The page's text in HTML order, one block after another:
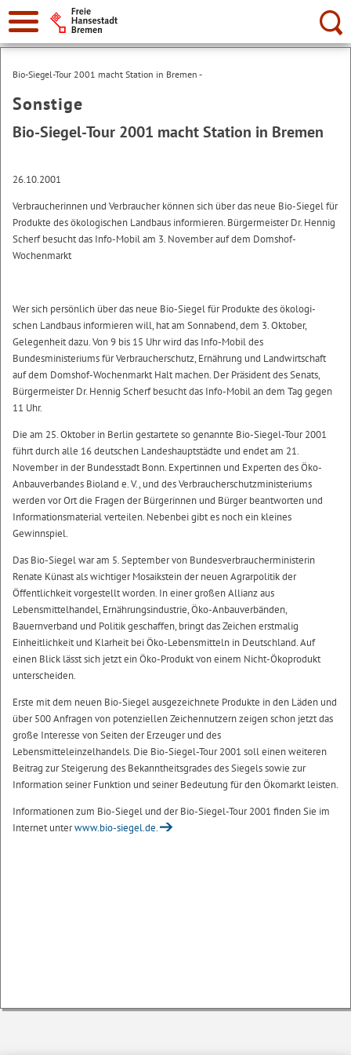
Suche:
Bio-Siegel-Tour 2001 macht Station in Bremen -
Sonstige
Bio-Siegel-Tour 2001 macht Station in Bremen
26.10.2001
Verbraucherinnen und Verbraucher können sich über das neue Bio-Siegel für
Produkte des ökologischen Landbaus informieren. Bürgermeister Dr. Hennig
Scherf besucht das Info-Mobil am 3. November auf dem Domshof-
Wochenmarkt
Wer sich persönlich über das neue Bio-Siegel für Produkte des ökologi-
schen Landbaus informieren will, hat am Sonnabend, dem 3. Oktober,
Gelegenheit dazu. Von 9 bis 15 Uhr wird das Info-Mobil des
Bundesministeriums für Verbraucherschutz, Ernährung und Landwirtschaft
auf dem Domshof-Wochenmarkt Halt machen. Der Präsident des Senats,
Bürgermeister Dr. Hennig Scherf besucht das Info-Mobil an dem Tag gegen
11 Uhr.
Die am 25. Oktober in Berlin gestartete so genannte Bio-Siegel-Tour 2001
führt durch alle 16 deutschen Landeshauptstädte und endet am 21.
November in der Bundesstadt Bonn. Expertinnen und Experten des Öko-
Anbauverbandes Bioland e. V., und des Verbraucherschutzministeriums
werden vor Ort die Fragen der Bürgerinnen und Bürger beantworten und
Informationsmaterial verteilen. Nebenbei gibt es noch ein kleines
Gewinnspiel.
Das Bio-Siegel war am 5. September von Bundesverbraucherministerin
Renate Künast als wichtiger Mosaikstein der neuen Agrarpolitik der
Öffentlichkeit vorgestellt worden. In einer großen Allianz aus
Lebensmittelhandel, Ernährungsindustrie, Öko-Anbauverbänden,
Bauernverband und Politik geschaffen, bringt das Zeichen erstmalig
Einheitlichkeit und Klarheit bei Öko-Lebensmitteln in Deutschland. Auf
einen Blick lässt sich jetzt ein Öko-Produkt von einem Nicht-Ökoprodukt
unterscheiden.
Erste mit dem neuen Bio-Siegel ausgezeichnete Produkte in den Läden und
über 500 Anfragen von potenziellen Zeichennutzern zeigen schon jetzt das
große Interesse von Seiten der Erzeuger und des
Lebensmitteleinzelhandels. Die Bio-Siegel-Tour 2001 soll einen weiteren
Beitrag zur Steigerung des Bekanntheitsgrades des Siegels sowie zur
Information seiner Funktion und seiner Bedeutung für den Ökomarkt leisten.
Informationen zum Bio-Siegel und der Bio-Siegel-Tour 2001 finden Sie im
Internet unterwww.bio-siegel.de.